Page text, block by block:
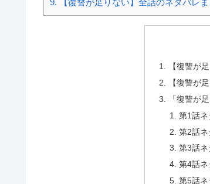
【復讐が
【復讐が
「復讐が
第1話ネ
第2話ネ
第3話ネ
第4話ネ
第5話ネ